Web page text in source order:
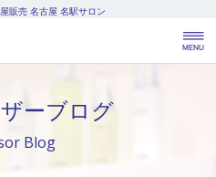
販売 名古屋 名駅サロン
ーブログ
Blog